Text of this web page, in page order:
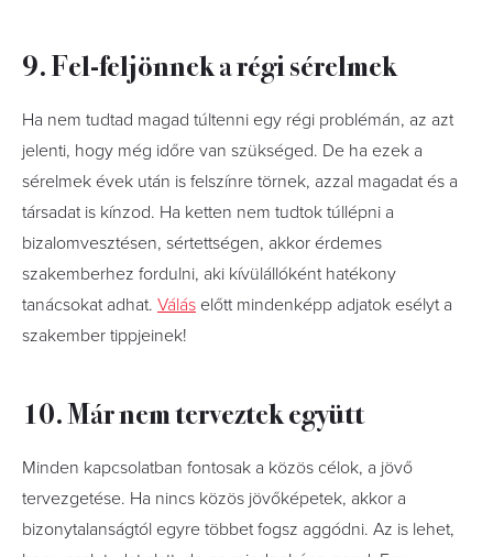
9. Fel-feljönnek a régi sérelmek
Ha nem tudtad magad túltenni egy régi problémán, az azt
jelenti, hogy még időre van szükséged. De ha ezek a
sérelmek évek után is felszínre törnek, azzal magadat és a
társadat is kínzod. Ha ketten nem tudtok túllépni a
bizalomvesztésen, sértettségen, akkor érdemes
szakemberhez fordulni, aki kívülállóként hatékony
tanácsokat adhat. Válás előtt mindenképp adjatok esélyt a
szakember tippjeinek!
10. Már nem terveztek együtt
Minden kapcsolatban fontosak a közös célok, a jövő
tervezgetése. Ha nincs közös jövőképetek, akkor a
bizonytalanságtól egyre többet fogsz aggódni. Az is lehet,